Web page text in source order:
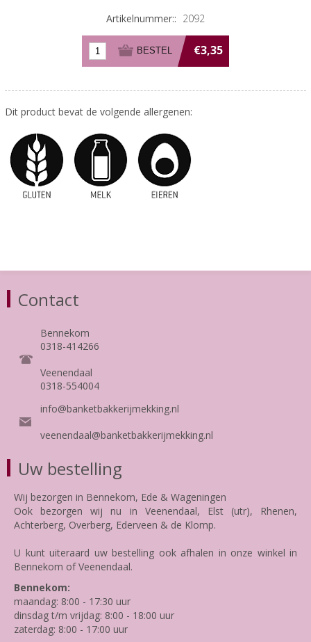
Artikelnummer:: 2092
€3,35
Dit product bevat de volgende allergenen:
Contact
Bennekom
0318-414266
Veenendaal
0318-554004
info@banketbakkerijmekking.nl
veenendaal@banketbakkerijmekking.nl
Uw bestelling
Wij bezorgen in Bennekom, Ede & Wageningen
Ook bezorgen wij nu in Veenendaal, Elst (utr), Rhenen,
Achterberg, Overberg, Ederveen & de Klomp.
U kunt uiteraard uw bestelling ook afhalen in onze winkel in
Bennekom of Veenendaal.
Bennekom:
maandag: 8:00 - 17:30 uur
dinsdag t/m vrijdag: 8:00 - 18:00 uur
zaterdag: 8:00 - 17:00 uur